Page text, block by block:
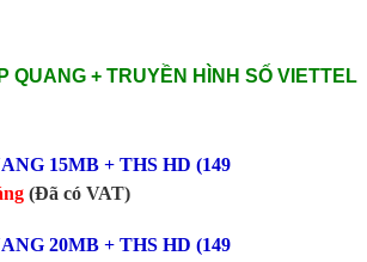
QUANG + TRUYỀN HÌNH SỐ VIETTEL
15MB + THS HD (149
(Đã có VAT)
20MB + THS HD (149